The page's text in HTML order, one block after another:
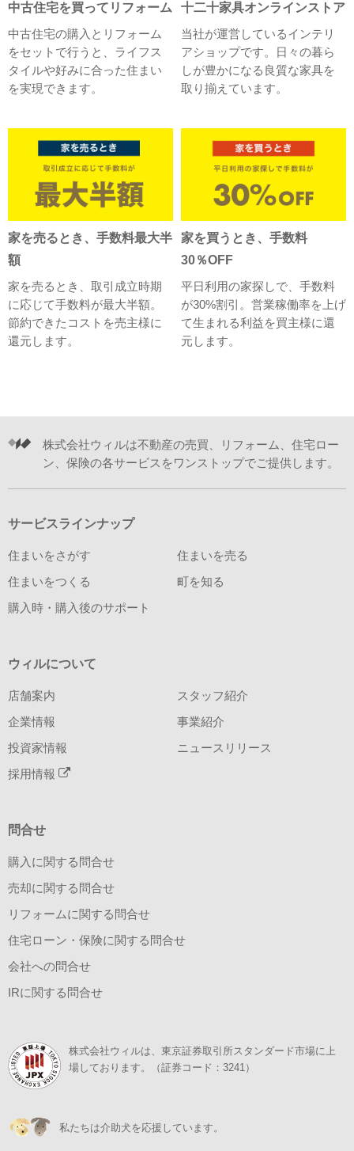
中古住宅を買ってリフォーム
中古住宅の購入とリフォーム
をセットで行うと、ライフス
タイルや好みに合った住まい
を実現できます。
十二十家具オンラインストア
当社が運営しているインテリ
アショップです。日々の暮ら
しが豊かになる良質な家具を
取り揃えています。
家を売るとき、手数料最大半
額
家を売るとき、取引成立時期
に応じて手数料が最大半額。
節約できたコストを売主様に
還元します。
家を買うとき、手数料
30％OFF
平日利用の家探しで、手数料
が30%割引。営業稼働率を上げ
て生まれる利益を買主様に還
元します。
株式会社ウィルは不動産の売買、リフォーム、住宅ロー
ン、保険の各サービスをワンストップでご提供します。
サービスラインナップ
住まいをさがす 住まいを売る
住まいをつくる 町を知る
購入時・購入後のサポート
ウィルについて
店舗案内 スタッフ紹介
企業情報 事業紹介
投資家情報 ニュースリリース
採用情報
問合せ
購入に関する問合せ
売却に関する問合せ
リフォームに関する問合せ
住宅ローン・保険に関する問合せ
会社への問合せ
IRに関する問合せ
株式会社ウィルは、東京証券取引所スタンダード市場に上
場しております。（証券コード：3241）
私たちは介助犬を応援しています。